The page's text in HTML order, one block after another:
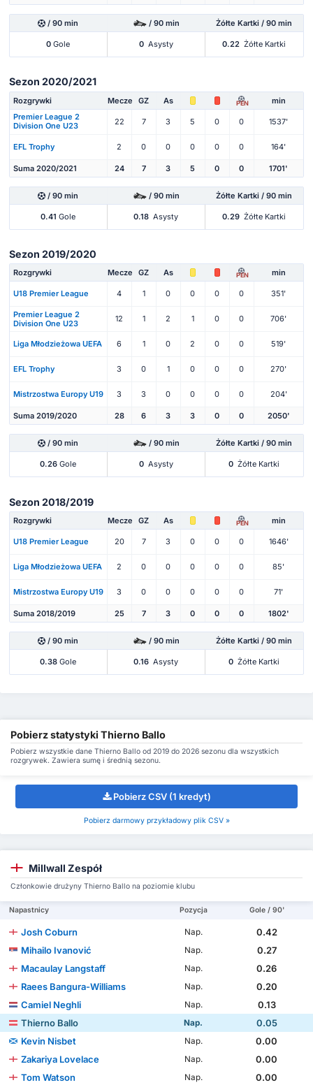
/ 90 min / 90 min Żółte Kartki / 90 min
0 Gole 0 Asysty 0.22 Żółte Kartki
Sezon 2020/2021
Rozgrywki Mecze GZ As PEN
min
Premier League 2
Division One U23
22 7 3 5 0 0 1537'
EFL Trophy 2 0 0 0 0 0 164'
Suma 2020/2021 24 7 3 5 0 0 1701'
/ 90 min / 90 min Żółte Kartki / 90 min
0.41 Gole 0.18 Asysty 0.29 Żółte Kartki
Sezon 2019/2020
Rozgrywki Mecze GZ As PEN min
U18 Premier League 4 1 0 0 0 0 351'
Premier League 2
Division One U23
12 1 2 1 0 0 706'
Liga Młodzieżowa UEFA 6 1 0 2 0 0 519'
EFL Trophy 3 0 1 0 0 0 270'
Mistrzostwa Europy U19 3 3 0 0 0 0 204'
Suma 2019/2020 28 6 3 3 0 0 2050'
/ 90 min / 90 min Żółte Kartki / 90 min
0.26 Gole 0 Asysty 0 Żółte Kartki
Sezon 2018/2019
Rozgrywki Mecze GZ As PEN min
U18 Premier League 20 7 3 0 0 0 1646'
Liga Młodzieżowa UEFA 2 0 0 0 0 0 85'
Mistrzostwa Europy U19 3 0 0 0 0 0 71'
Suma 2018/2019 25 7 3 0 0 0 1802'
/ 90 min / 90 min Żółte Kartki / 90 min
0.38 Gole 0.16 Asysty 0 Żółte Kartki
Pobierz statystyki Thierno Ballo
Pobierz wszystkie dane Thierno Ballo od 2019 do 2026 sezonu dla wszystkich
rozgrywek. Zawiera sumę i średnią sezonu.
Pobierz CSV (1 kredyt)
Pobierz darmowy przykładowy plik CSV »
Millwall Zespół
Członkowie drużyny Thierno Ballo na poziomie klubu
Napastnicy Pozycja Gole / 90'
Josh Coburn Nap.
0.42
Mihailo Ivanović
Nap.
0.27
Macaulay Langstaff
Nap.
0.26
Raees Bangura-Williams
Nap.
0.20
Camiel Neghli
Nap.
0.13
Thierno Ballo
Nap.
0.05
Kevin Nisbet
Nap.
0.00
Zakariya Lovelace
Nap.
0.00
Tom Watson
Nap. 0.00